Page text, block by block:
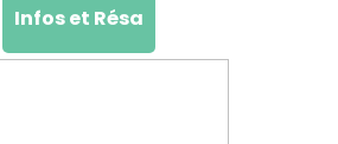
Infos et Résa